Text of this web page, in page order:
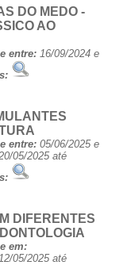
DO MEDO -
AO
entre: 16/09/2024 e
entre: 05/06/2025 e
05/2025 até
DIFERENTES
em:
05/2025 até